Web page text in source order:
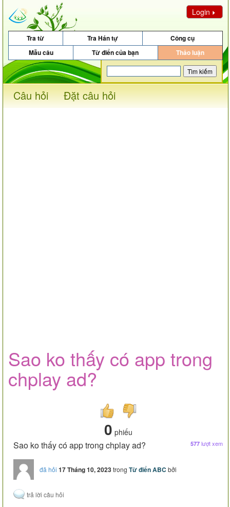
Login
Tra từ Tra Hán tự
Công cụ
Mẫu câu
Từ điển của bạn Thảo luận
Câu hỏi Đặt câu hỏi
Sao ko thấy có app trong
chplay ad?
0 phiếu
577 lượt xem
Sao ko thấy có app trong chplay ad?
đã hỏi 17 Tháng 10, 2023trong Từ điển ABC bởi